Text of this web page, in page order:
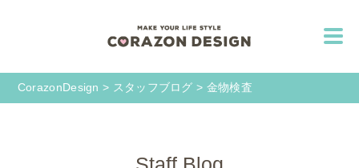
CorazonDesign > スタッフブログ > 金物検査